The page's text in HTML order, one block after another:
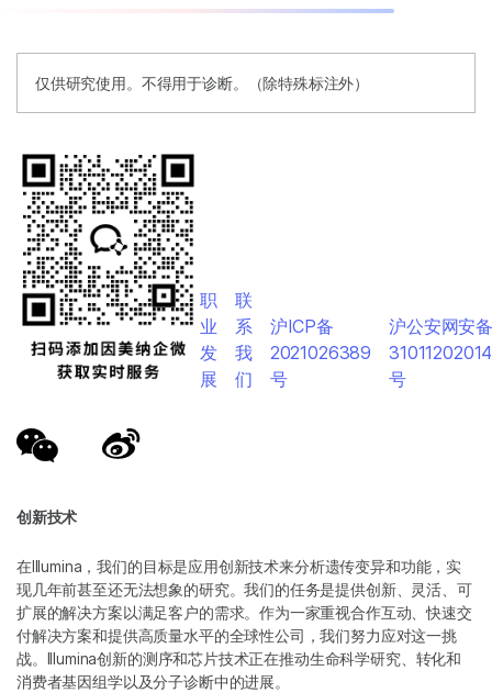
仅供研究使用。不得用于诊断。（除特殊标注外）
创新技术
在Illumina，我们的目标是应用创新技术来分析遗传变异和功能，实
现几年前甚至还无法想象的研究。我们的任务是提供创新、灵活、可
扩展的解决方案以满足客户的需求。作为一家重视合作互动、快速交
付解决方案和提供高质量水平的全球性公司，我们努力应对这一挑
战。Illumina创新的测序和芯片技术正在推动生命科学研究、转化和
消费者基因组学以及分子诊断中的进展。
职
业
发
展
联
系
我
们
沪ICP备
2021026389
号
沪公安网安
号